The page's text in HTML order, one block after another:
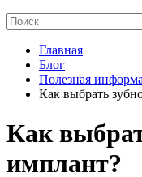
Главная
Блог
Полезная
Как выбрать
Как
имплант?